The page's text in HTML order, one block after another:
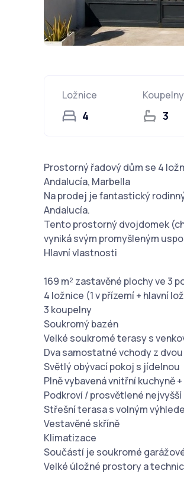
Ložnice
4
Koupelny
3
Prostorný řadový dům se 4
Andalucía, Marbella
Na prodej je fantastický
Andalucía.
Tento prostorný dvojdomek
vyniká svým promyšleným
Hlavní vlastnosti
169 m² zastavěné plochy ve 3
4 ložnice (1 v přízemí + hlavní
3 koupelny
Soukromý bazén
Velké soukromé terasy s
Dva samostatné vchody z
Světlý obývací pokoj s jídelnou
Plně vybavená vnitřní kuchyně
Podkroví / prosvětlené
Střešní terasa s volným
Vestavěné skříně
Klimatizace
Součástí je soukromé
Velké úložné prostory a